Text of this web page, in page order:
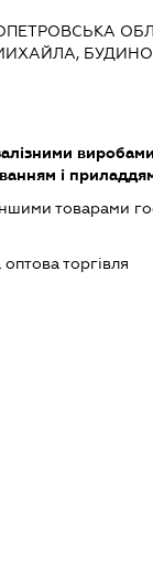
і
товарами
торгівля